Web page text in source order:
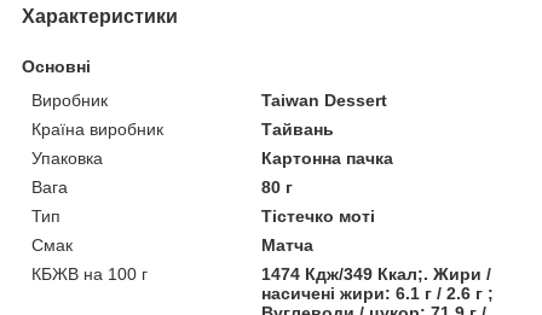
Характеристики
Основні
Виробник
Taiwan Dessert
Країна виробник
Тайвань
Упаковка
Картонна пачка
Вага
80 г
Тип
Тістечко моті
Смак
Матча
КБЖВ на 100 г
1474 Кдж/349 Ккал;. Жири /
насичені жири: 6.1 г / 2.6 г ;